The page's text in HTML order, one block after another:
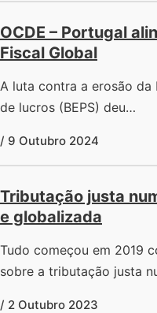
OCDE – Portugal
Fiscal Global
A luta contra a erosão
de lucros (BEPS) deu…
/ 9 Outubro 2024
Tributação justa
e globalizada
Tudo começou em 2019
sobre a tributação justa
/ 2 Outubro 2023